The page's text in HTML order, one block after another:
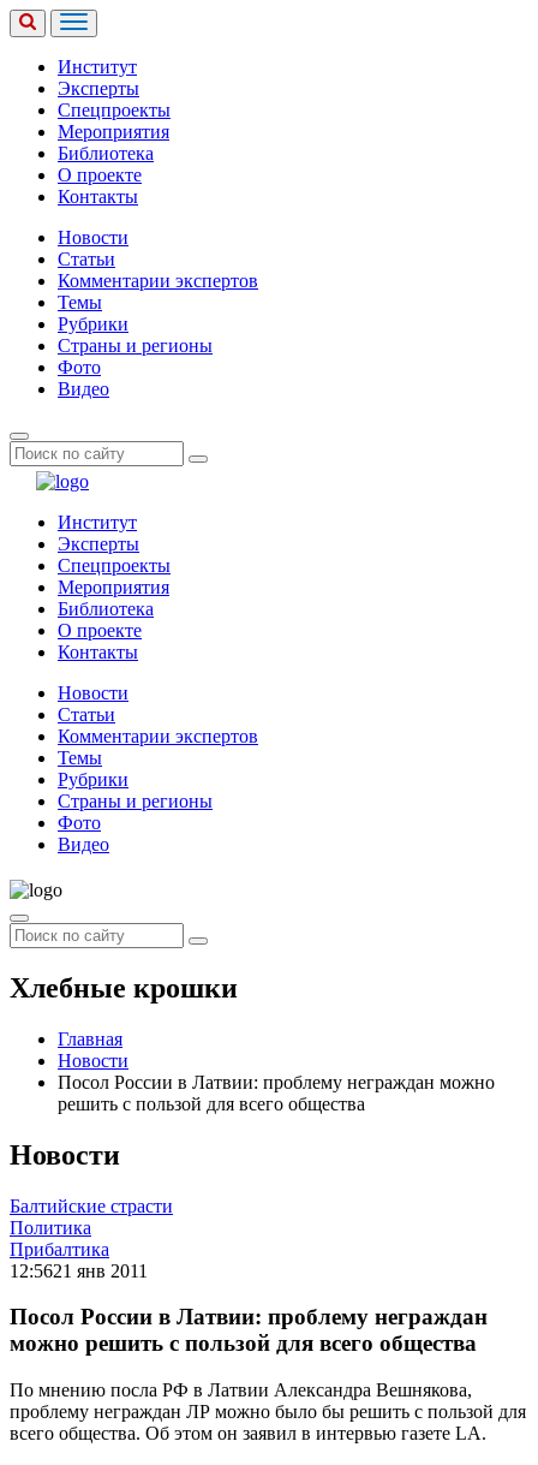
Институт
Эксперты
Спецпроекты
Мероприятия
Библиотека
О проекте
Контакты
Новости
Статьи
Комментарии экспертов
Темы
Рубрики
Страны и регионы
Фото
Видео
Институт
Эксперты
Спецпроекты
Мероприятия
Библиотека
О проекте
Контакты
Новости
Статьи
Комментарии экспертов
Темы
Рубрики
Страны и регионы
Фото
Видео
Хлебные крошки
Главная
Новости
Посол России в Латвии: проблему неграждан можно
решить с пользой для всего общества
Новости
Балтийские страсти
Политика
Прибалтика
12:5621 янв 2011
Посол России в Латвии: проблему неграждан
можно решить с пользой для всего общества
По мнению посла РФ в Латвии Александра Вешнякова,
проблему неграждан ЛР можно было бы решить с пользой для
всего общества. Об этом он заявил в интeрвью газете LA.